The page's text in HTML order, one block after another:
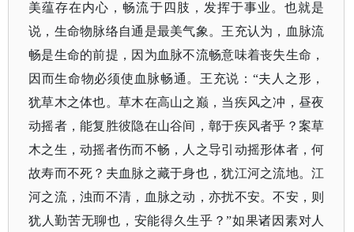
美蕴存在内心，畅流于四肢，发挥于事业。也就是
说，生命物脉络自通是最美气象。王充认为，血脉流
畅是生命的前提，因为血脉不流畅意味着丧失生命，
因而生命物必须使血脉畅通。王充说：“夫人之形，
犹草木之体也。草木在高山之巅，当疾风之冲，昼夜
动摇者，能复胜彼隐在山谷间，鄣于疾风者乎？案草
木之生，动摇者伤而不畅，人之导引动摇形体者，何
故寿而不死？夫血脉之藏于身也，犹江河之流地。江
河之流，浊而不清，血脉之动，亦扰不安。不安，则
犹人勤苦无聊也，安能得久生乎？”如果诸因素对人